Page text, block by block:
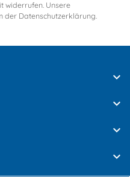
widerrufen. Unsere
der Datenschutzerklärung.



